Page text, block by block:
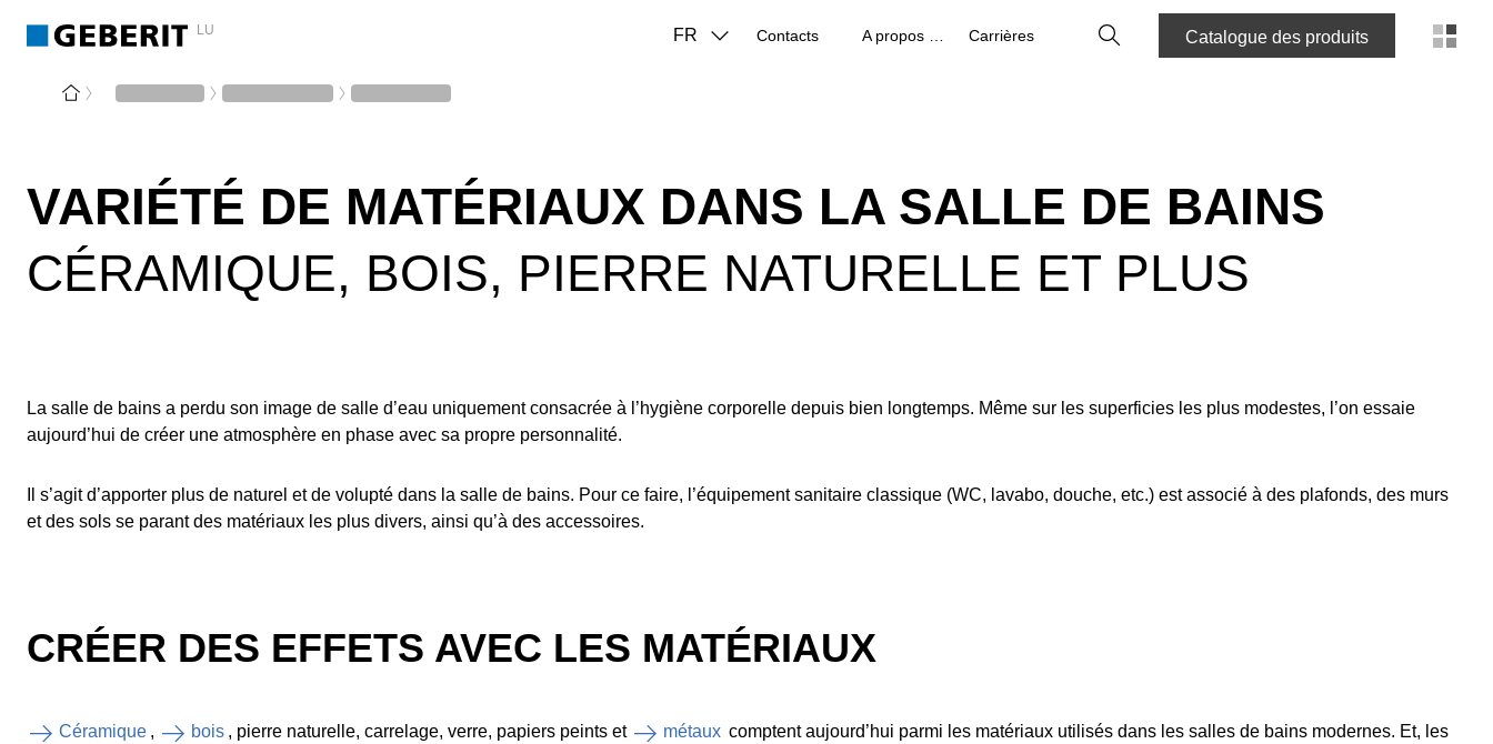
LU FR Contacts Carrières RechercheCatalogue des produits
VARIÉTÉ DE MATÉRIAUX DANS LA SALLE DE BAINS
CÉRAMIQUE, BOIS, PIERRE NATURELLE ET PLUS
La salle de bains a perdu son image de salle d’eau uniquement consacrée à l’hygiène corporelle depuis bien longtemps. Même sur les superficies les plus modestes, l’on essaie
aujourd’hui de créer une atmosphère en phase avec sa propre personnalité.
Il s’agit d’apporter plus de naturel et de volupté dans la salle de bains. Pour ce faire, l’équipement sanitaire classique (WC, lavabo, douche, etc.) est associé à des plafonds, des murs
et des sols se parant des matériaux les plus divers, ainsi qu’à des accessoires.
CRÉER DES EFFETS AVEC LES MATÉRIAUX
Céramique , bois , pierre naturelle, carrelage, verre, papiers peints et métaux comptent aujourd’hui parmi les matériaux utilisés dans les salles de bains modernes. Et, les